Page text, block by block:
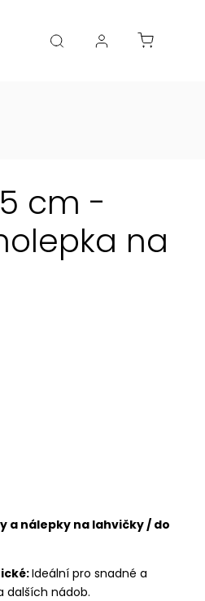
skleničky Akce
5 cm -
na
a nálepky na lahvičky / do
Ideální pro snadné a
dalších nádob.